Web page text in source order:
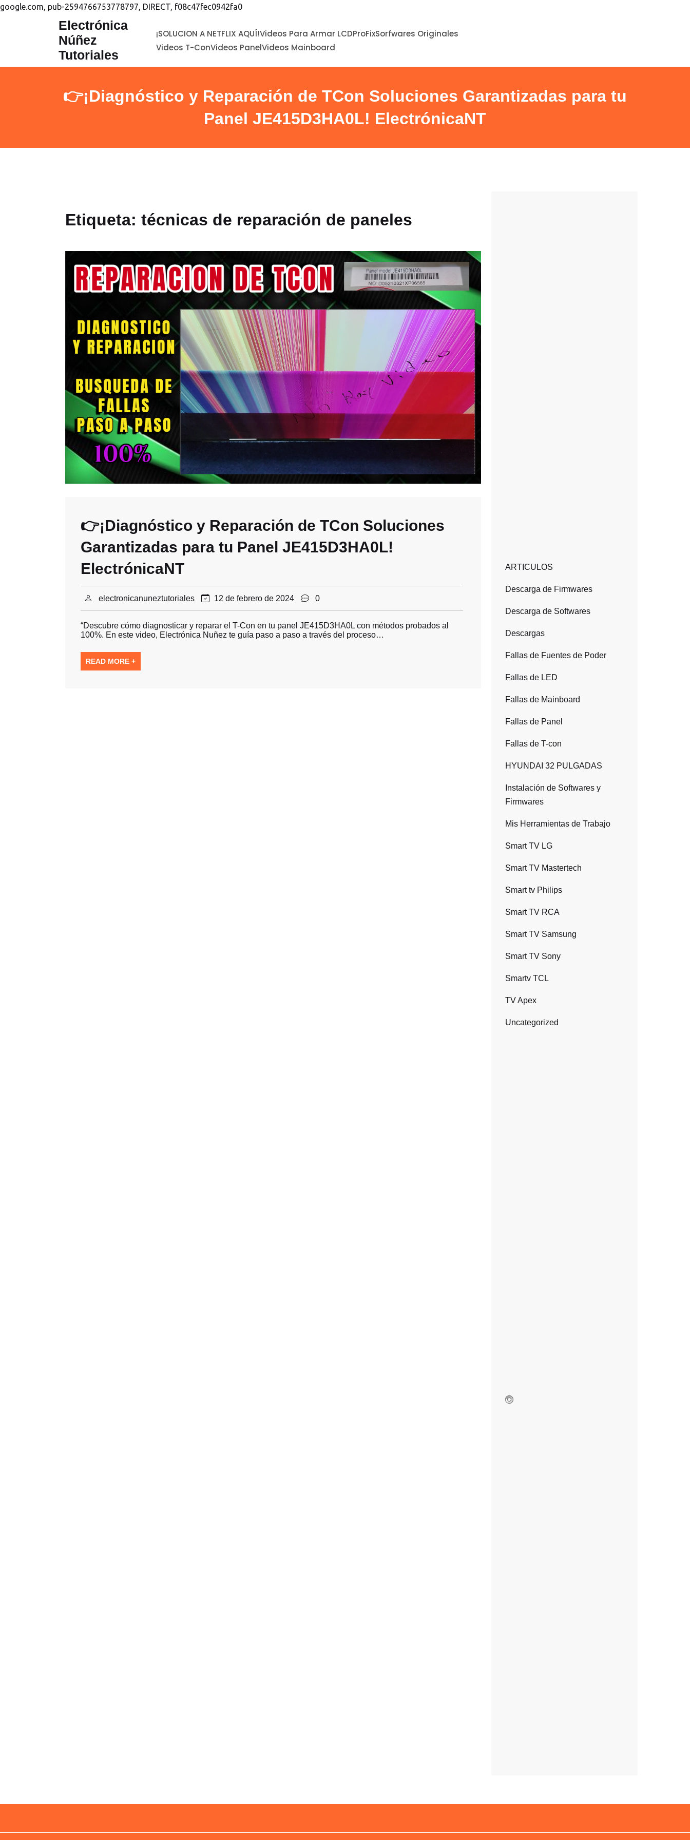
google.com, pub-2594766753778797, DIRECT, f08c47fec0942fa0
Electrónica
Núñez
Tutoriales
¡SOLUCION A NETFLIX AQUÍ!Videos Para Armar LCDProFixSorfwares Originales
Videos T-ConVideos PanelVideos Mainboard
👉¡Diagnóstico y Reparación de TCon Soluciones Garantizadas para tu
Panel JE415D3HA0L! ElectrónicaNT
Etiqueta: técnicas de reparación de paneles
👉¡Diagnóstico y Reparación de TCon Soluciones
Garantizadas para tu Panel JE415D3HA0L!
ElectrónicaNT
electronicanuneztutoriales 12 de febrero de 2024 0
“Descubre cómo diagnosticar y reparar el T-Con en tu panel JE415D3HA0L con métodos probados al
100%. En este video, Electrónica Nuñez te guía paso a paso a través del proceso…
READ MORE +
ARTICULOS
Descarga de Firmwares
Descarga de Softwares
Descargas
Fallas de Fuentes de Poder
Fallas de LED
Fallas de Mainboard
Fallas de Panel
Fallas de T-con
HYUNDAI 32 PULGADAS
Instalación de Softwares y
Firmwares
Mis Herramientas de Trabajo
Smart TV LG
Smart TV Mastertech
Smart tv Philips
Smart TV RCA
Smart TV Samsung
Smart TV Sony
Smartv TCL
TV Apex
Uncategorized